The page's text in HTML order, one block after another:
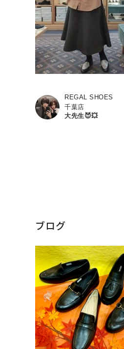
REGAL SHOES
千葉店
大先生😈💥
ブログ